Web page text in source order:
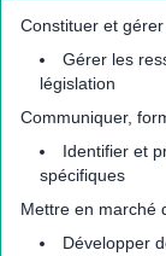
Constituer et
Gérer les
législation
Communiquer,
Identifier et
spécifiques
Mettre en marché
Développer